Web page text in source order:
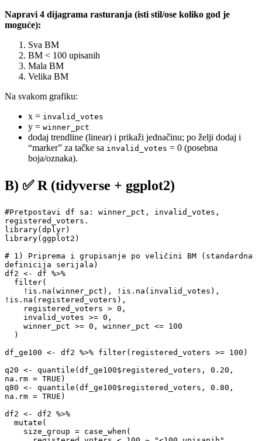
Napravi 4 dijagrama rasturanja (isti stil/ose koliko god je
moguće):
Sva BM
BM < 100 upisanih
Mala BM
Velika BM
Na svakom grafiku:
x = invalid_votes
y = winner_pct
dodaj trendline (linear) i prikaži jednačinu; po želji dodaj i
“marker” za tačke sa invalid_votes = 0 (posebna
boja/oznaka).
B) ✅ R (tidyverse + ggplot2)
#Pretpostavi df sa: winner_pct, invalid_votes,
registered_voters.
library(dplyr)
library(ggplot2)
# 1) Priprema i grupisanje po veličini BM (standardna
definicija serijala)
df2 <- df %>%
!is.na(registered_voters),
df_ge100 <- df2 %>% filter(registered_voters >= 100)
q20 <- quantile(df_ge100$registered_voters, 0.20,
na.rm = TRUE)
q80 <- quantile(df_ge100$registered_voters, 0.80,
na.rm = TRUE)
df2 <- df2 %>%